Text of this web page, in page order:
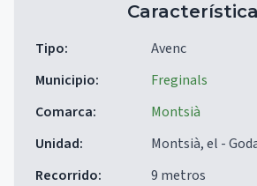
Tipo:
Avenc
Municipio:
Freginals
Comarca:
Montsià
Unidad:
Montsià, el -
Recorrido:
9 metros